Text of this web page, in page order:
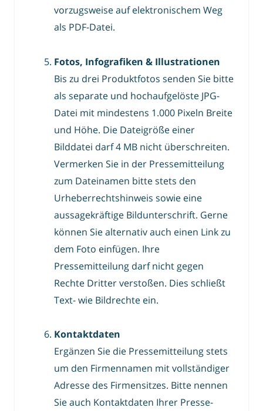
vorzugsweise auf elektronischem Weg
als PDF-Datei.
Fotos, Infografiken & Illustrationen
Bis zu drei Produktfotos senden Sie bitte
als separate und hochaufgelöste JPG-
Datei mit mindestens 1.000 Pixeln Breite
und Höhe. Die Dateigröße einer
Bilddatei darf 4 MB nicht überschreiten.
Vermerken Sie in der Pressemitteilung
zum Dateinamen bitte stets den
Urheberrechtshinweis sowie eine
aussagekräftige Bildunterschrift. Gerne
können Sie alternativ auch einen Link zu
dem Foto einfügen. Ihre
Pressemitteilung darf nicht gegen
Rechte Dritter verstoßen. Dies schließt
Text- wie Bildrechte ein.
Kontaktdaten
Ergänzen Sie die Pressemitteilung stets
um den Firmennamen mit vollständiger
Adresse des Firmensitzes. Bitte nennen
Sie auch Kontaktdaten Ihrer Presse-